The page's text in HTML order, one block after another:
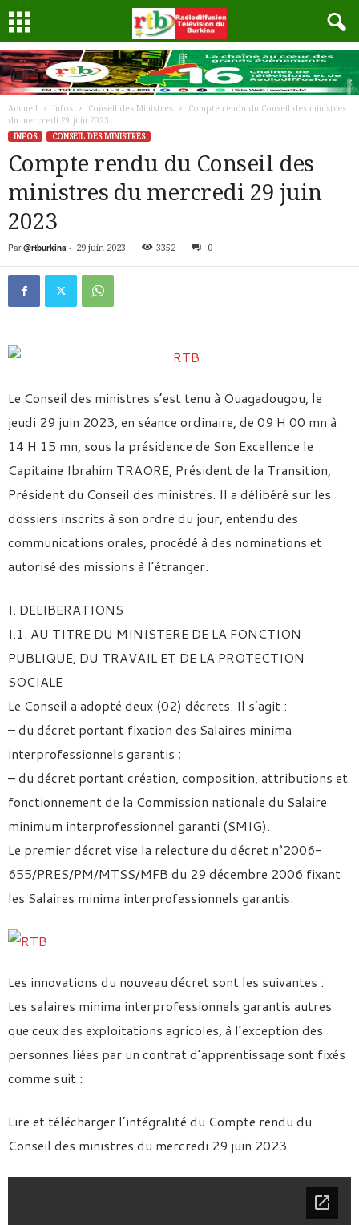
Accueil Infos Conseil des Ministres
Compte rendu du Conseil des ministres
du mercredi 29 juin 2023
INFOS
CONSEIL DES MINISTRES
Compte rendu du Conseil des
ministres du mercredi 29 juin
2023
Par @rtburkina - 29 juin 2023 3352 0
Le Conseil des ministres s’est tenu à Ouagadougou, le
jeudi 29 juin 2023, en séance ordinaire, de 09 H 00 mn à
14 H 15 mn, sous la présidence de Son Excellence le
Capitaine Ibrahim TRAORE, Président de la Transition,
Président du Conseil des ministres. Il a délibéré sur les
dossiers inscrits à son ordre du jour, entendu des
communications orales, procédé à des nominations et
autorisé des missions à l’étranger.
I. DELIBERATIONS
I.1. AU TITRE DU MINISTERE DE LA FONCTION
PUBLIQUE, DU TRAVAIL ET DE LA PROTECTION
SOCIALE
Le Conseil a adopté deux (02) décrets. Il s’agit :
– du décret portant fixation des Salaires minima
interprofessionnels garantis ;
– du décret portant création, composition, attributions et
fonctionnement de la Commission nationale du Salaire
minimum interprofessionnel garanti (SMIG).
Le premier décret vise la relecture du décret n°2006-
655/PRES/PM/MTSS/MFB du 29 décembre 2006 fixant
les Salaires minima interprofessionnels garantis.
Les innovations du nouveau décret sont les suivantes :
Les salaires minima interprofessionnels garantis autres
que ceux des exploitations agricoles, à l’exception des
personnes liées par un contrat d’apprentissage sont fixés
comme suit :
Lire et télécharger l’intégralité du Compte rendu du
Conseil des ministres du mercredi 29 juin 2023